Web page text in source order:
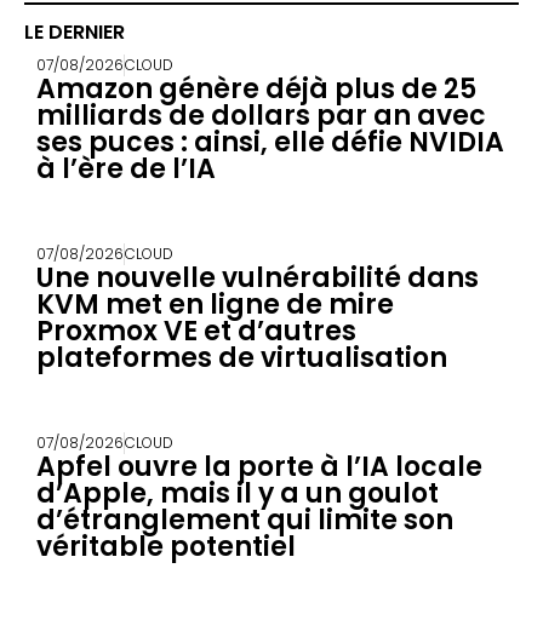
LE DERNIER
07/08/2026CLOUD
Amazon génère déjà plus de 25
milliards de dollars par an avec
ses puces : ainsi, elle défie NVIDIA
à l’ère de l’IA
07/08/2026CLOUD
Une nouvelle vulnérabilité dans
KVM met en ligne de mire
Proxmox VE et d’autres
plateformes de virtualisation
07/08/2026CLOUD
Apfel ouvre la porte à l’IA locale
d’Apple, mais il y a un goulot
d’étranglement qui limite son
véritable potentiel